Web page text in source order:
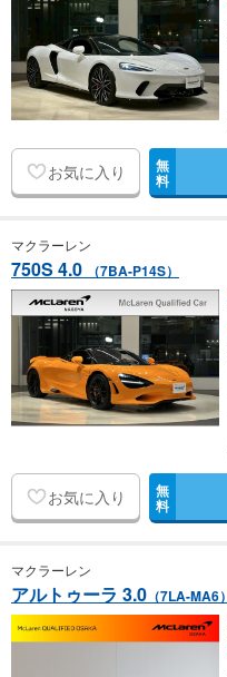
お気に入り 無
料
マクラーレン
750S 4.0 （7BA-P14S）
お気に入り 無
料
マクラーレン
アルトゥーラ 3.0 （7LA-MA6）